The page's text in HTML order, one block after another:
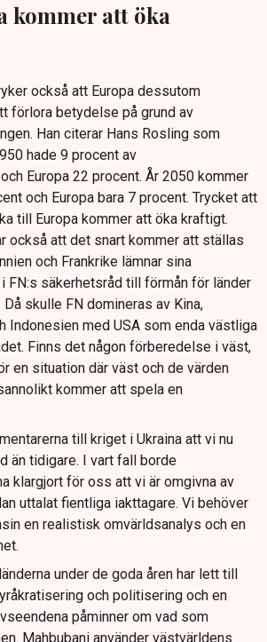
kommer att öka
också att Europa dessutom
förlora betydelse på grund av
Han citerar Hans Rosling som
hade 9 procent av
Europa 22 procent. År 2050 kommer
och Europa bara 7 procent. Trycket att
till Europa kommer att öka kraftigt.
också att det snart kommer att ställas
och Frankrike lämnar sina
FN:s säkerhetsråd till förmån för länder
skulle FN domineras av Kina,
Indonesien med USA som enda västliga
Finns det någon förberedelse i väst,
en situation där väst och de värden
kommer att spela en
till kriget i Ukraina att vi nu
än tidigare. I vart fall borde
klargjort för oss att vi är omgivna av
uttalat fientliga iakttagare. Vi behöver
en realistisk omvärldsanalys och en
under de goda åren har lett till
och politisering och en
påminner om vad som
Mahbubani använder västvärldens